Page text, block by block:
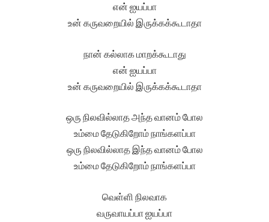
என் ஐயப்பா
உன் கருவறையில் இருக்கக்கூடாதா
நான் கல்லாக மாறக்கூடாது
என் ஐயப்பா
உன் கருவறையில் இருக்கக்கூடாதா
ஒரு நிலவில்லாத அந்த வானம் போல
உம்மை தேடுகிறோம் நாங்களப்பா
ஒரு நிலவில்லாத இந்த வானம் போல
உம்மை தேடுகிறோம் நாங்களப்பா
வெள்ளி நிலவாக
வருவாயப்பா ஐயப்பா